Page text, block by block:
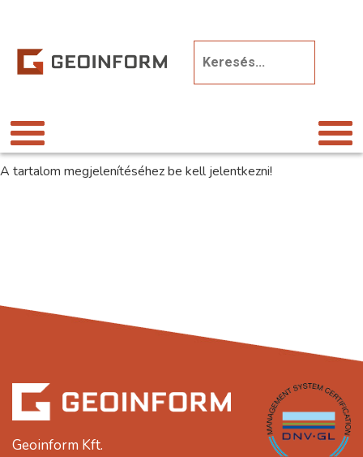
A tartalom megjelenítéséhez be kell jelentkezni!
Geoinform Kft.